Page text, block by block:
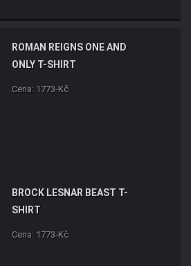
ROMAN REIGNS ONE AND
ONLY T-SHIRT
Cena: 1773-Kč
BROCK LESNAR BEAST T-
SHIRT
Cena: 1773-Kč